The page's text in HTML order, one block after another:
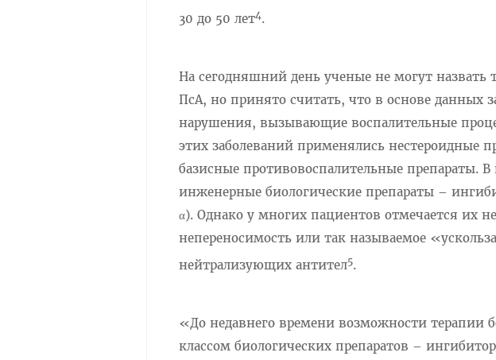
30 до 50 лет4 .
На сегодняшний день ученые не могут
ПсА, но принято считать, что в основе данных
нарушения, вызывающие воспалительные
этих заболеваний применялись нестероидные
базисные противовоспалительные препараты.
инженерные биологические препараты –
α). Однако у многих пациентов отмечается их
непереносимость или так называемое
нейтрализующих антител5.
«До недавнего времени возможности терапии
классом биологических препаратов –